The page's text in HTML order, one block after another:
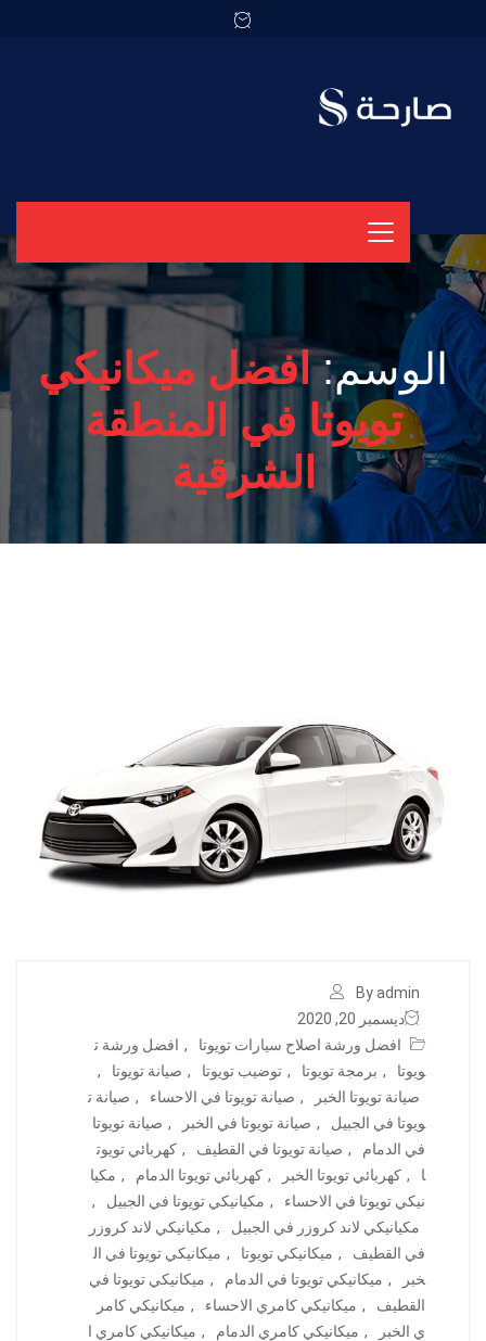
الوسم:افضل ميكانيكي
تويوتا في المنطقة
الشرقية
By admin
ديسمبر 20, 2020
افضل ورشة اصلاح سيارات تويوتا
, افضل ورشة ت
ويوتا
, برمجة تويوتا , توضيب تويوتا , صيانة تويوتا
,
صيانة تويوتا الخبر
, صيانة تويوتا في الاحساء , صيانة ت
ويوتا في الجبيل
, صيانة تويوتا في الخبر , صيانة تويوتا
في الدمام
, صيانة تويوتا في القطيف , كهربائي تويوت
ا
, كهربائي تويوتا الخبر , كهربائي تويوتا الدمام , مكيا
نيكي تويوتا في الاحساء
, مكيانيكي تويوتا في الجبيل
,
مكيانيكي لاند كروزر في الجبيل
, مكيانيكي لاند كروزر
في القطيف
, ميكانيكي تويوتا , ميكانيكي تويوتا في ال
خبر
, ميكانيكي تويوتا في الدمام , ميكانيكي تويوتا في
القطيف
, ميكانيكي كامري الاحساء , ميكانيكي كامر
ي الخبر
, ميكانيكي كامري الدمام , ميكانيكي كامري ا